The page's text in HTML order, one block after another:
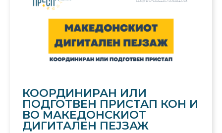
КООРДИНИРАН ИЛИ
ПОДГОТВЕН ПРИСТАП КОН И
ВО МАКЕДОНСКИОТ
ДИГИТАЛЕН ПЕЈЗАЖ